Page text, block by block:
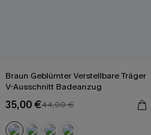
Braun Geblümter Verstellbare Träger
V-Ausschnitt Badeanzug
35,00 €44,00 €